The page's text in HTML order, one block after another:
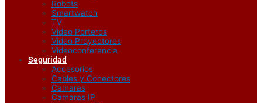
Robots
Smartwatch
TV
Video Porteros
Video Proyectores
Videoconferencia
Seguridad
Accesorios
Cables y Conectores
Camaras
Camaras IP